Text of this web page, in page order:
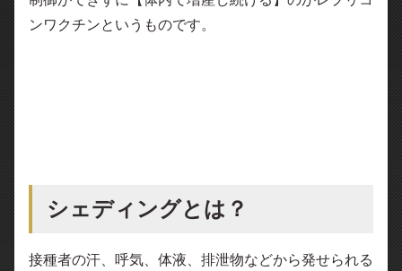
ンワクチンというものです。
シェディングとは？
接種者の汗、呼気、体液、排泄物などから発せられる